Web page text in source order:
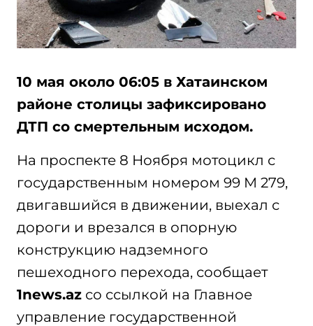
10 мая около 06:05 в Хатаинском
районе столицы зафиксировано
ДТП со смертельным исходом.
На проспекте 8 Ноября мотоцикл с
государственным номером 99 M 279,
двигавшийся в движении, выехал с
дороги и врезался в опорную
конструкцию надземного
пешеходного перехода, сообщает
1news.az со ссылкой на Главное
управление государственной